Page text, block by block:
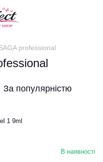
professional
За популярністю
1 9ml
В наявності